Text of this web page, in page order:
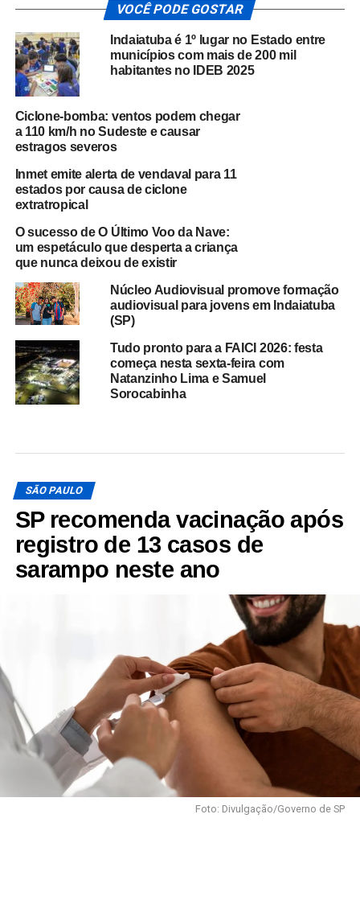
VOCÊ PODE GOSTAR
Indaiatuba é 1º lugar no Estado entre
municípios com mais de 200 mil
habitantes no IDEB 2025
Ciclone-bomba: ventos podem chegar
a 110 km/h no Sudeste e causar
estragos severos
Inmet emite alerta de vendaval para 11
estados por causa de ciclone
extratropical
O sucesso de O Último Voo da Nave:
um espetáculo que desperta a criança
que nunca deixou de existir
Núcleo Audiovisual promove formação
audiovisual para jovens em Indaiatuba
(SP)
Tudo pronto para a FAICI 2026: festa
começa nesta sexta-feira com
Natanzinho Lima e Samuel
Sorocabinha
SÃO PAULO
SP recomenda vacinação após
registro de 13 casos de
sarampo neste ano
Foto: Divulgação/Governo de SP